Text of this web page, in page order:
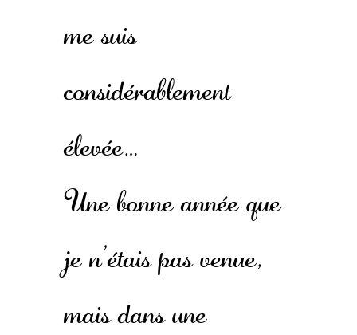
me suis
considérablement
élevée…
Une bonne année que
je n’étais pas venue,
mais dans une